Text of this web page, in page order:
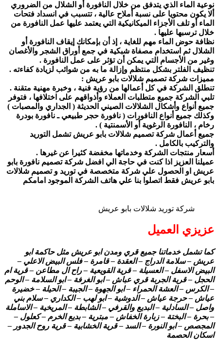
نوعية الماء الذي يتدفق من خلال النافورة أو الشلال من الضروري
ألا يكون محتويا على نسبة أملاح عالية ، تتسبب في انسداد فتحات
الماء أو تلف الأجزاء الميكانيكية التي يعتمد عليها عمل النافورة من
خلال ترسبها عليها .
نظافة حوض الماء مهم للغاية ، إذ أن بإمكانك إيقاف النافورة أو
الشلال ثم استخدام مصفاة شبكية في جمع أوراق الشجر والأغصان
وغير من الأجسام التي يمكن أن تؤثر على عمل النافورة .
تنظيف الفلتر بشكل منتظم وإزالة ما به من شوائب لزيادة كفاءته .
مميزات شركة تصميم شلالات بابو عريش :
تنطلق الشركة في كل أعمالها من رؤية فنية ، وخبرة مهنية متقنة .
تلبي الشركة جميع متطلبات العملاء وأذواقهم على اختلافها ، فتوفر
جميع أنواع وأشكال الشلالات الصيني الحديثة ( الجداري والمصبات )
وكذلك جميع أنواع النافورات ( نافورة حجر طبيعي ـ نافورة بودرة
رخام ، النافورة الرغوية أو الأسمنتية ) .
جميع أعمال شركة تصميم شلالات بابو عريش تشمل التوريد
والتركيب بالكامل .
أسعار منتجات الشركة وخدماتها مخفضة كثيرا عن غيرها .
عميلنا العزيز اذا كنت في حاجة الي افضل شركة تصميم نافورة بابو
عريش او الحصول علي شركة متخصصة في توريد و تصميم شلالات
بابو عريش فقط اتصلوا بنا علي هاتف الشركة الموجود امامكم
شركة توريد شلالات بابو عريش
عزيزي العميل
كما تشمل خدماتنا جميع قري ومدن ابو عريش مثل حاكمة ابو
عريش – سلامة الدراج – العقدة – قامرة – فلس البيض الاعلي –
البيض الاسفل – العسيلة – قرية القويعية – راح ال مطاعن – قرية ام
الحجل – قرية الجربة قري عباش – ابو الغرفة – ابو السلامة – الوحم
– الكرس – العشة الحمراء – ابو الجهوة – الجيبة – الحيلة – خضيرة
عياش – حرجة عياش – الدوشية – ابو لهب – الكداري – سلام بني
واصل – السادلية – البديع والقرفي – الشابطة – المريخية – الاساملة
– بحرة – البختة – زبارة الخفاش – مبترية – بديع الخرم – كعلول –
المجصص – ابو النورة – السد – قرية الخشابية – قرية روح الجدور –
اسكان الحصمة